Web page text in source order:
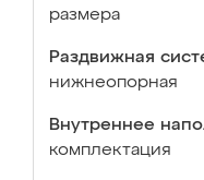
размера
Раздвижная
нижнеопорная
Внутреннее
комплектация